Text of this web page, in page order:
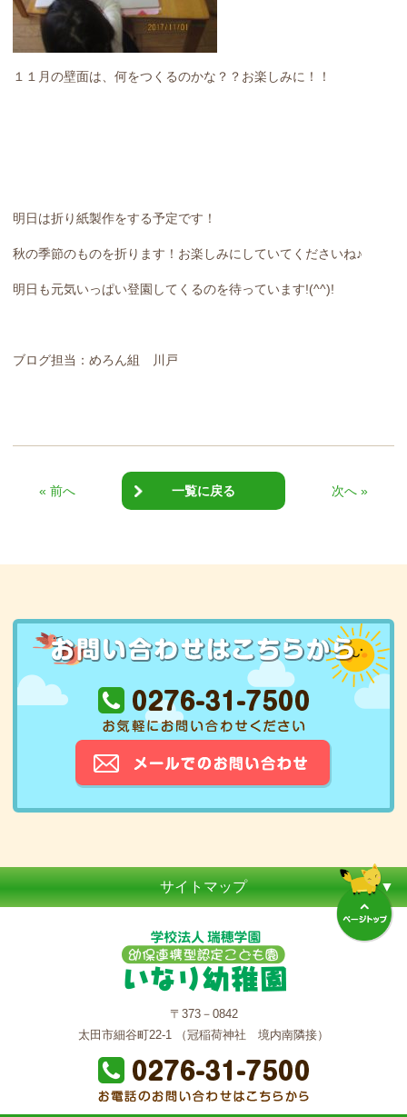
１１月の壁面は、何をつくるのかな？？お楽しみに！！
明日は折り紙製作をする予定です！
秋の季節のものを折ります！お楽しみにしていてくださいね♪
明日も元気いっぱい登園してくるのを待っています!(^^)!
ブログ担当：めろん組 川戸
« 前へ 一覧に戻る 次へ »
サイトマップ
〒373－0842
太田市細谷町22-1 （冠稲荷神社 境内南隣接）